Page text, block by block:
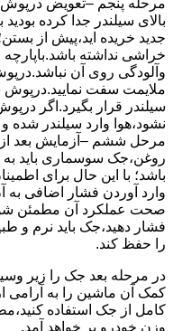
مرحله پنجم –تعویض درپوش
بالای سیلندر جدا کرده
جدید خریده اید،پیش از
خراشی نداشته باشد.باپارچه
وآلودگی روی آن
ملایمت سفت
سیلندر قرار بگیرد.اگر
نشود،هوا وارد سیلندر شده
مرحل ششم –آزمایش بعد از
روغن،جک سوسماری باید
باشد؛ با این حال برای
وارد آوردن فشار اضافی به
صحت عملکرد آن مطمئن
فشار دهید،جک باید نرم و
را حفظ کند.
در مرحله بعد جک را زیر
کمک آن ماشین را به آرامی
کامل از جک استفاده
وزن خودرو بر خواهد آمد.